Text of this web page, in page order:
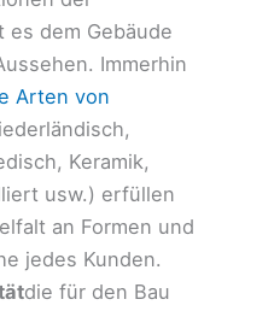
es dem Gebäude
Immerhin
Arten von
Keramik,
usw.) erfüllen
an Formen und
jedes Kunden.
die für den Bau